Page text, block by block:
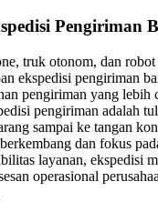
Pengiriman
truk otonom, dan robot
ekspedisi pengiriman
pengiriman yang lebih
pengiriman adalah
sampai ke tangan
dan fokus
layanan, ekspedisi
operasional